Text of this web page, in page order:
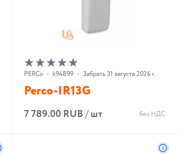
В корзину
PERCo • k94899 • Забрать 31 августа 2026 г.
Perco-IR13G
7 789.00 RUB/шт без НДС